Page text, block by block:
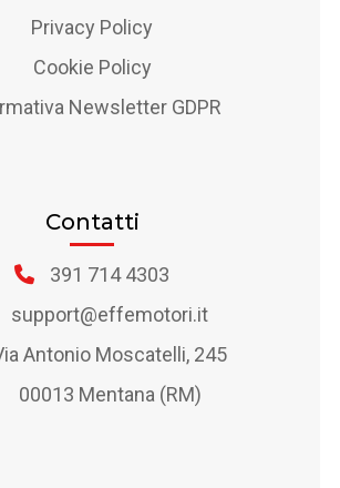
Privacy Policy
Cookie Policy
Newsletter GDPR
Contatti
391 714 4303
support@effemotori.it
Antonio Moscatelli, 245
00013 Mentana (RM)